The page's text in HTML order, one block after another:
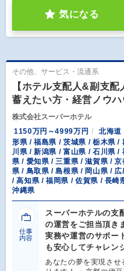
気になる
その他、サービス・流通系
【ホテル支配人&副支
蓄えたい方・経営ノウ
株式会社スーパーホテル
1150万円～4999万円
北海道
形県 / 福島県 / 茨城県 / 栃木県 /
川県 / 新潟県 / 富山県 / 石川県 /
県 / 愛知県 / 三重県 / 滋賀県 /
県 / 鳥取県 / 島根県 / 岡山県 /
/ 高知県 / 福岡県 / 佐賀県 / 長崎
沖縄県
仕事
内容
スーパーホテルの支
の運営をご担当頂き
実務や運営のサポー
も安心してチャレン
あなたの夢を実現させ